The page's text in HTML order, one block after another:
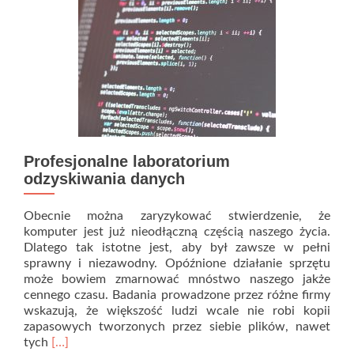
Profesjonalne laboratorium
odzyskiwania danych
Obecnie można zaryzykować stwierdzenie, że
komputer jest już nieodłączną częścią naszego życia.
Dlatego tak istotne jest, aby był zawsze w pełni
sprawny i niezawodny. Opóźnione działanie sprzętu
może bowiem zmarnować mnóstwo naszego jakże
cennego czasu. Badania prowadzone przez różne firmy
wskazują, że większość ludzi wcale nie robi kopii
zapasowych tworzonych przez siebie plików, nawet
tych Read
[…]